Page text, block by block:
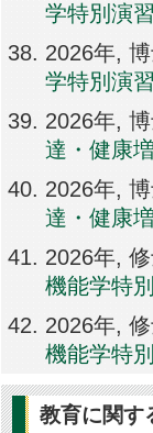
学特別演
2026年,
学特別演
2026年,
達・健康
2026年,
達・健康
2026年,
機能学特
2026年,
機能学特
教育に関す